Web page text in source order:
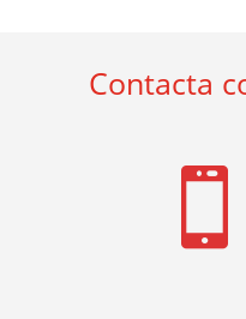
Contacta
